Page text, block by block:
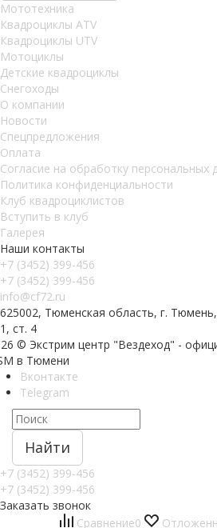
Мототехника
Квадроциклы ATV
Квадроциклы UTV
Мотоциклы
Детские квадроциклы
Снегоходы
О компании
Новости
Спецпредложения
Оплата
Согласие на обработку персональных
Политика конфиденциальности
Клуб квадроциклистов
Вступить в клуб
Галерея
Наши контакты
+7 (3452) 399-456
+7 (3452) 399-456
info@cf72.ru
625002, Тюменская область, г. Тюмень,
1, ст. 4
© Экстрим центр "Вездеход" -
в Тюмени
Вконтакте
Telegram
Найти
+7 (3452) 399-456
+7 (3452) 399-456
Заказать звонок
Сравнение0